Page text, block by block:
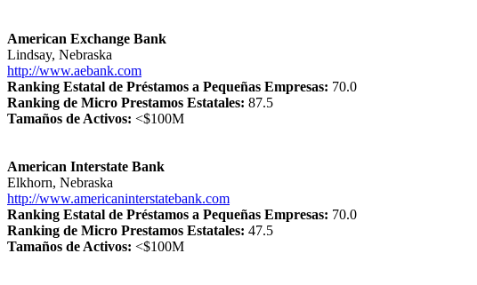
American Exchange Bank
Lindsay, Nebraska
http://www.aebank.com
Ranking Estatal de Préstamos a Pequeñas Empresas: 70.0
Ranking de Micro Prestamos Estatales: 87.5
Tamaños de Activos: <$100M
American Interstate Bank
Elkhorn, Nebraska
http://www.americaninterstatebank.com
Ranking Estatal de Préstamos a Pequeñas Empresas: 70.0
Ranking de Micro Prestamos Estatales: 47.5
Tamaños de Activos: <$100M